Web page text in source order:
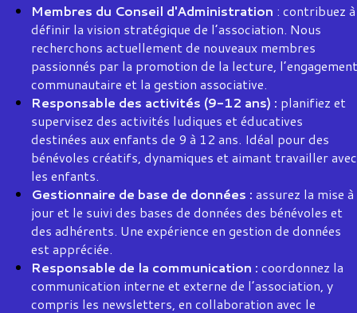
Membres du Conseil d'Administration : contribuez à
définir la vision stratégique de l’association. Nous
recherchons actuellement de nouveaux membres
passionnés par la promotion de la lecture, l’engagement
communautaire et la gestion associative.
Responsable des activités (9-12 ans) : planifiez et
supervisez des activités ludiques et éducatives
destinées aux enfants de 9 à 12 ans. Idéal pour des
bénévoles créatifs, dynamiques et aimant travailler avec
les enfants.
Gestionnaire de base de données : assurez la mise à
jour et le suivi des bases de données des bénévoles et
des adhérents. Une expérience en gestion de données
est appréciée.
Responsable de la communication : coordonnez la
communication interne et externe de l’association, y
compris les newsletters, en collaboration avec le